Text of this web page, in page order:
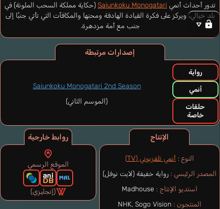
تدور أحداث أنمي Saiunkoku Monogatari (حكاية مملكة السحب الملونة) في
بلد خيالي، ويركز على فكرة القيادة الهادفة ومحنها والمكافآت التي تأتي جنبًا إلى
جنب مع أمة مزدهرة.
الإنتاج
النوع :أنمي تلفزيوني (TV)
المصدر الرئيسي : رواية خفيفة (لايت نوفل)
استديو الإنتاج : Madhouse
المنتجون : NHK, Sogo Vision
إصدارات مرتبطة
رواية
أنمي
حلقات
خاصة
Saiunkoku Monogatari 2nd Season
(الموسم الثاني)
روابط خارجية
الموقع الرسمي
(إنجليزي)